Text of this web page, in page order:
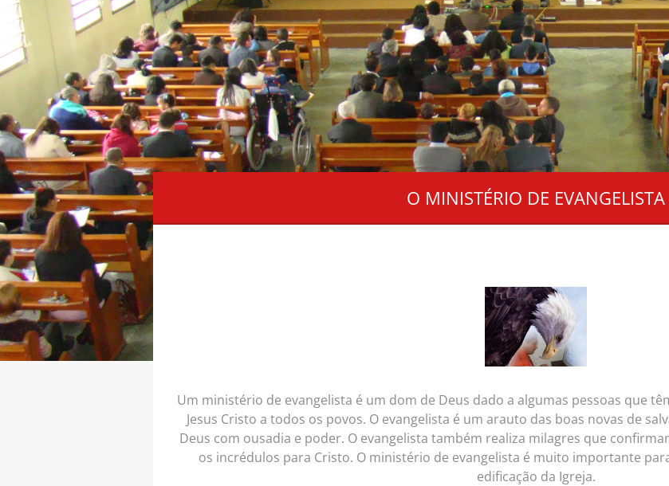
O MINISTÉRIO DE EVANGELISTA
Um ministério de evangelista é um dom de Deus dado a algumas pessoas que
Jesus Cristo a todos os povos. O evangelista é um arauto das boas novas de
Deus com ousadia e poder. O evangelista também realiza milagres que
os incrédulos para Cristo. O ministério de evangelista é muito importante
edificação da Igreja.